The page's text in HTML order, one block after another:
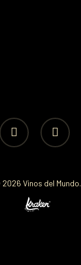
facebook instagram
Vinos del Mundo.